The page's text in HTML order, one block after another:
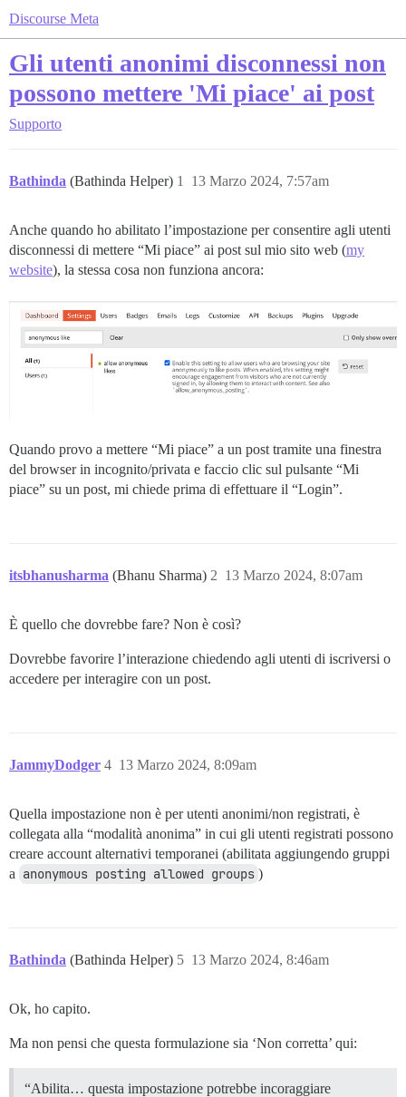
Discourse Meta
Gli utenti anonimi disconnessi non
possono mettere 'Mi piace' ai post
Supporto
Bathinda (Bathinda Helper) 13 Marzo 2024, 7:57am
1
Anche quando ho abilitato l’impostazione per consentire agli utenti
disconnessi di mettere “Mi piace” ai post sul mio sito web (my
website), la stessa cosa non funziona ancora:
Quando provo a mettere “Mi piace” a un post tramite una finestra
del browser in incognito/privata e faccio clic sul pulsante “Mi
piace” su un post, mi chiede prima di effettuare il “Login”.
itsbhanusharma (Bhanu Sharma) 13 Marzo 2024, 8:07am
2
È quello che dovrebbe fare? Non è così?
Dovrebbe favorire l’interazione chiedendo agli utenti di iscriversi o
accedere per interagire con un post.
JammyDodger 13 Marzo 2024, 8:09am
4
Quella impostazione non è per utenti anonimi/non registrati, è
collegata alla “modalità anonima” in cui gli utenti registrati possono
creare account alternativi temporanei (abilitata aggiungendo gruppi
a anonymous posting allowed groups )
Bathinda (Bathinda Helper) 13 Marzo 2024, 8:46am
5
Ok, ho capito.
Ma non pensi che questa formulazione sia ‘Non corretta’ qui:
“Abilita… questa impostazione potrebbe incoraggiare